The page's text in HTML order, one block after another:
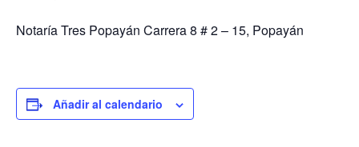
Notaría Tres Popayán Carrera 8 # 2 – 15, Popayán
Añadir al calendario